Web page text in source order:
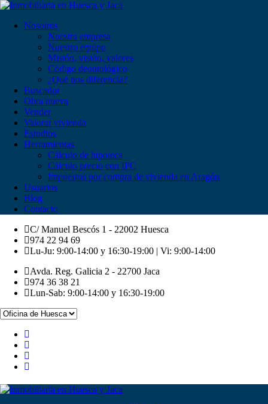
Nosotros
Nuestra empresa
Nuestro equipo
Misión, visión, valores
Código deontológico
¿Qué nos diferencia?
Buscador
Obra nueva
Vender
Valorar vivienda
Estudios
Herramientas
Cálculo de hipoteca
Cálculo precio con IPC
Impuestos por compra de vivienda en Aragón
Usuarios
Blog
Contacto
C/ Manuel Bescós 1 - 22002 Huesca
974 22 94 69
Lu-Ju: 9:00-14:00 y 16:30-19:00 | Vi: 9:00-14:00
Avda. Reg. Galicia 2 - 22700 Jaca
974 36 38 21
Lun-Sab: 9:00-14:00 y 16:30-19:00